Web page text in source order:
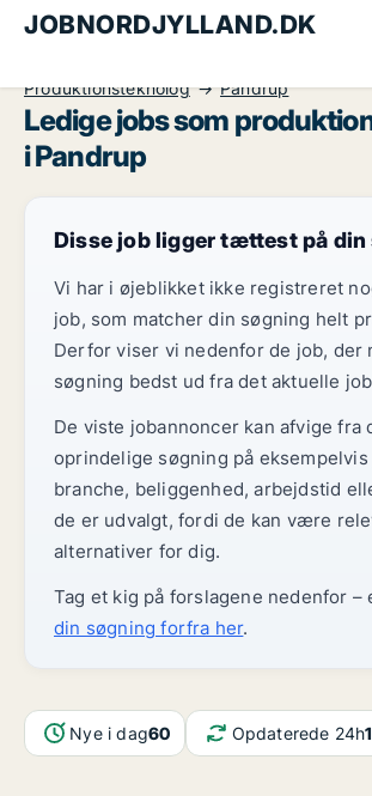
JOBNORDJYLLAND.DK
Produktionsteknolog
Pandrup
Ledige jobs som
i Pandrup
Disse job ligger tættest på din
Vi har i øjeblikket ikke registreret
job, som matcher din søgning helt
Derfor viser vi nedenfor de job, der
søgning bedst ud fra det aktuelle
De viste jobannoncer kan afvige fra
oprindelige søgning på eksempelvis
branche, beliggenhed, arbejdstid
de er udvalgt, fordi de kan være
alternativer for dig.
Tag et kig på forslagene nedenfor –
din søgning forfra her.
Nye i dag60 Opdaterede 24h